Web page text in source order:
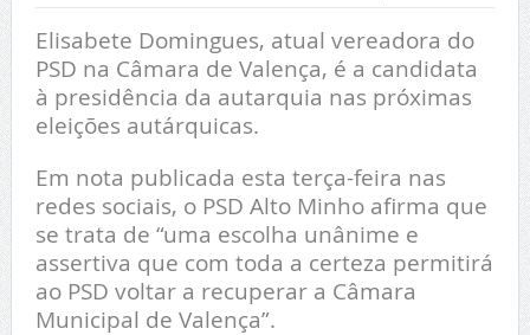
Elisabete Domingues, atual vereadora do
PSD na Câmara de Valença, é a candidata
à presidência da autarquia nas próximas
eleições autárquicas.
Em nota publicada esta terça-feira nas
redes sociais, o PSD Alto Minho afirma que
se trata de “uma escolha unânime e
assertiva que com toda a certeza permitirá
ao PSD voltar a recuperar a Câmara
Municipal de Valença”.